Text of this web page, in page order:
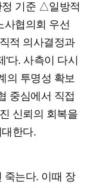
기준 △일방적
협의회 우선
적 의사결정과
다. 사측이 다시
의 투명성 확보
중심에서 직접
신뢰의 회복을
한다.
죽는다. 이때 장